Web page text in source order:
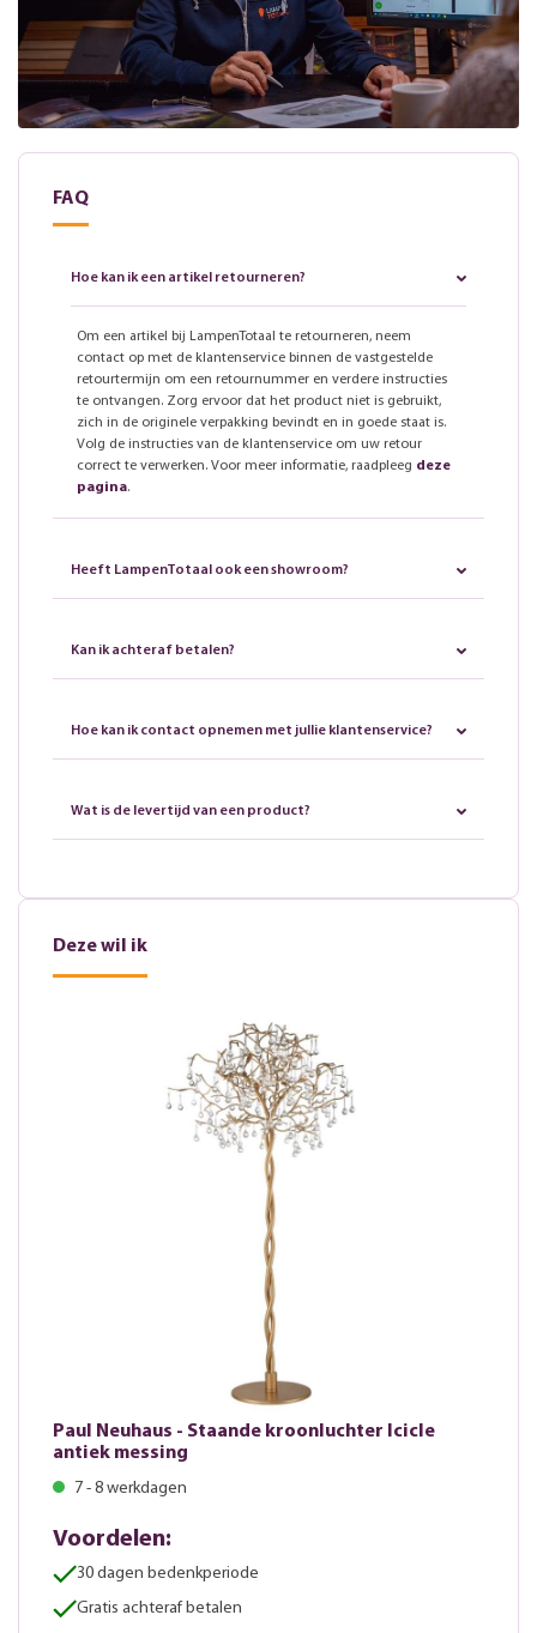
FAQ
Hoe kan ik een artikel retourneren?
Om een artikel bij LampenTotaal te retourneren, neem
contact op met de klantenservice binnen de vastgestelde
retourtermijn om een retournummer en verdere instructies
te ontvangen. Zorg ervoor dat het product niet is gebruikt,
zich in de originele verpakking bevindt en in goede staat is.
Volg de instructies van de klantenservice om uw retour
correct te verwerken. Voor meer informatie, raadpleeg deze
pagina.
Heeft LampenTotaal ook een showroom?
Kan ik achteraf betalen?
Hoe kan ik contact opnemen met jullie klantenservice?
Wat is de levertijd van een product?
Deze wil ik
Paul Neuhaus - Staande kroonluchter Icicle
antiek messing
7 - 8 werkdagen
Voordelen:
30 dagen bedenkperiode
Gratis achteraf betalen